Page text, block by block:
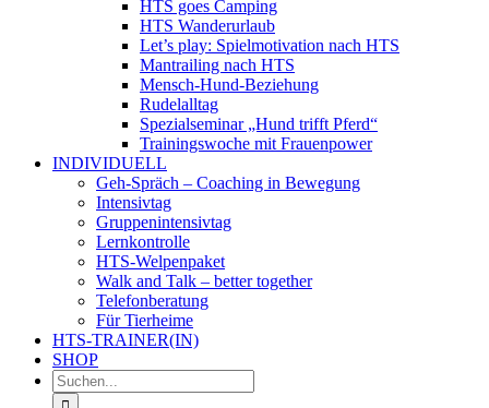
HTS goes Camping
HTS Wanderurlaub
Let’s play: Spielmotivation nach HTS
Mantrailing nach HTS
Mensch-Hund-Beziehung
Rudelalltag
Spezialseminar „Hund trifft Pferd“
Trainingswoche mit Frauenpower
INDIVIDUELL
Geh-Spräch – Coaching in Bewegung
Intensivtag
Gruppenintensivtag
Lernkontrolle
HTS-Welpenpaket
Walk and Talk – better together
Telefonberatung
Für Tierheime
HTS-TRAINER(IN)
SHOP
Suche
nach: